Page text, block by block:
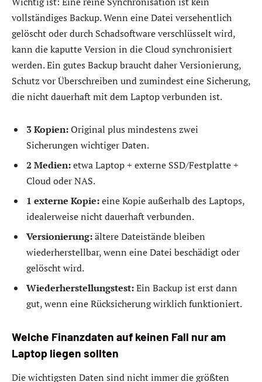
vollständiges Backup. Wenn eine Datei versehentlich
gelöscht oder durch Schadsoftware verschlüsselt wird,
kann die kaputte Version in die Cloud synchronisiert
werden. Ein gutes Backup braucht daher Versionierung,
Schutz vor Überschreiben und zumindest eine Sicherung,
die nicht dauerhaft mit dem Laptop verbunden ist.
3 Kopien:Original plus mindestens zwei
Sicherungen wichtiger Daten.
2 Medien:etwa Laptop + externe SSD/Festplatte +
Cloud oder NAS.
1 externe Kopie:eine Kopie außerhalb des Laptops,
idealerweise nicht dauerhaft verbunden.
Versionierung:ältere Dateistände bleiben
wiederherstellbar, wenn eine Datei beschädigt oder
gelöscht wird.
Wiederherstellungstest:Ein Backup ist erst dann
gut, wenn eine Rücksicherung wirklich funktioniert.
Welche Finanzdaten auf keinen Fall nur am
Laptop liegen sollten
Die wichtigsten Daten sind nicht immer die größten